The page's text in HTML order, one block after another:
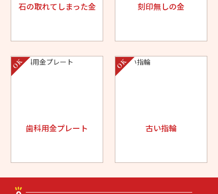
石の取れてしまった金 刻印無しの金
歯科用金プレート 古い指輪